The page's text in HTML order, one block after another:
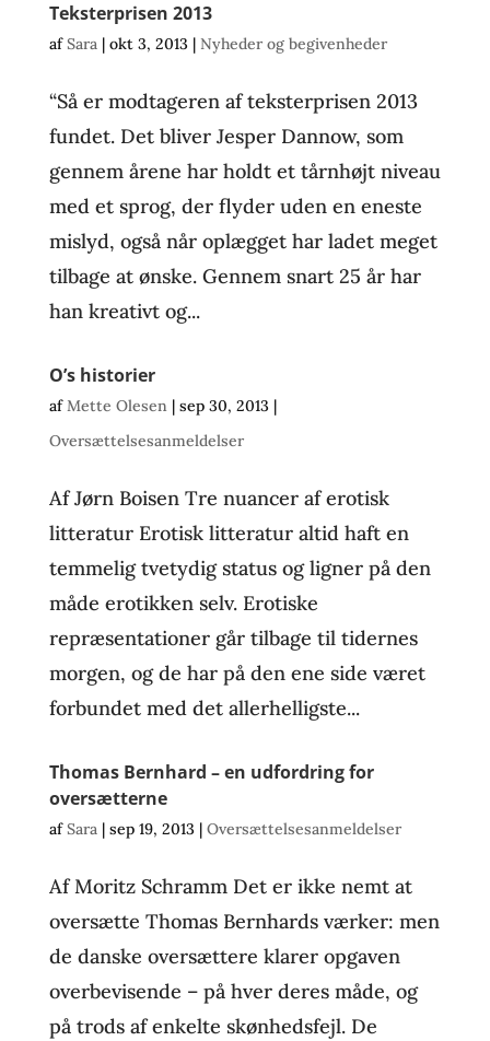
Teksterprisen 2013
afSara| okt 3, 2013| Nyheder og begivenheder
“Så er modtageren af teksterprisen 2013
fundet. Det bliver Jesper Dannow, som
gennem årene har holdt et tårnhøjt niveau
med et sprog, der flyder uden en eneste
mislyd, også når oplægget har ladet meget
tilbage at ønske. Gennem snart 25 år har
han kreativt og...
O’s historier
afMette Olesen| sep 30, 2013|
Oversættelsesanmeldelser
Af Jørn Boisen Tre nuancer af erotisk
litteratur Erotisk litteratur altid haft en
temmelig tvetydig status og ligner på den
måde erotikken selv. Erotiske
repræsentationer går tilbage til tidernes
morgen, og de har på den ene side været
forbundet med det allerhelligste...
Thomas Bernhard – en udfordring for
oversætterne
afSara| sep 19, 2013| Oversættelsesanmeldelser
Af Moritz Schramm Det er ikke nemt at
oversætte Thomas Bernhards værker: men
de danske oversættere klarer opgaven
overbevisende – på hver deres måde, og
på trods af enkelte skønhedsfejl. De